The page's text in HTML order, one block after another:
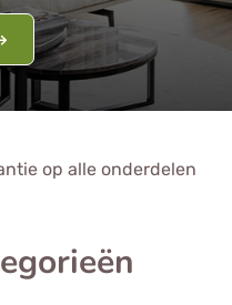
op alle onderdelen